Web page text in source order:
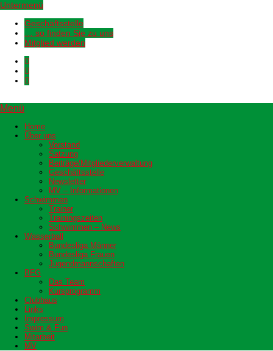
Untermenü
Geschäftsstelle
… so finden Sie zu uns
Mitglied werden
Menü
Home
Über uns
Vorstand
Satzung
Beiträge/Mitgliederverwaltung
Geschäftsstelle
Newsletter
MV – Informationen
Schwimmen
Trainer
Trainingszeiten
Schwimmen – News
Wasserball
Bundesliga Männer
Bundesliga Frauen
Jugendmannschaften
BFG
Das Team
Kursprogramm
Clubhaus
Links
Impressum
Swim & Fun
Mitarbeit
MV